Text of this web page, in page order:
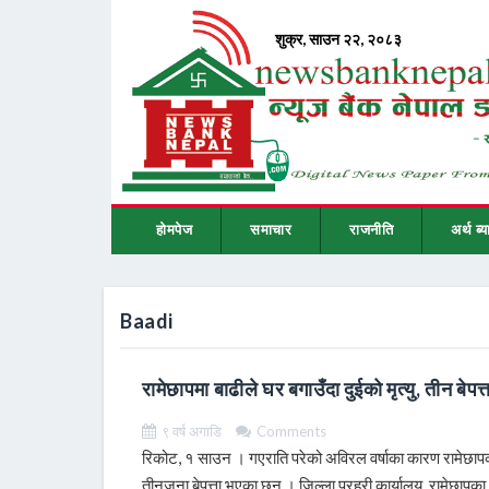
होमपेज समाचार राजनीति अर्थ
Baadi
रामेछापमा बाढीले घर बगाउँदा दुईको मृत्यु, तीन
९ वर्ष अगाडि Comments
रिकोट, १ साउन । गएराति परेको अविरल वर्षाका कारण
तीनजना बेपत्ता भएका छन् । जिल्ला प्रहरी कार्यालय, रामेछापका